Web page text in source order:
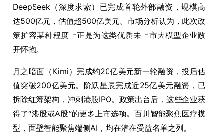
DeepSeek（深度求索）已完成首轮外部融资，规模高
达500亿元，估值超500亿美元。市场分析认为，此次政
策扩容某种程度上正是为这类优质未上市大模型企业敞
开怀抱。
月之暗面（Kimi）完成约20亿美元新一轮融资，投后估
值突破200亿美元。阶跃星辰完成近25亿美元融资，已
拆除红筹架构，冲刺港股IPO。政策出台后，这些企业获
得了“港股或A股”的更多上市选项。百川智能聚焦医疗模
型，面壁智能聚焦端侧AI，均在潜在受益名单之列。